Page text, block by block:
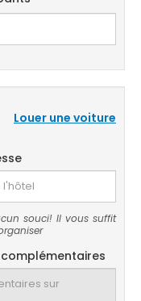
Louer une voiture
souci! Il vous suffit